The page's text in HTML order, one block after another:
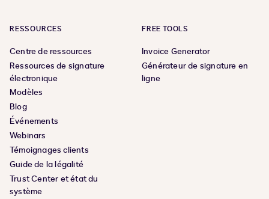
RESSOURCES
Centre de ressources
Ressources de signature
électronique
Modèles
Blog
Événements
Webinars
Témoignages clients
Guide de la légalité
Trust Center et état du
système
FREE TOOLS
Invoice Generator
Générateur de signature en
ligne